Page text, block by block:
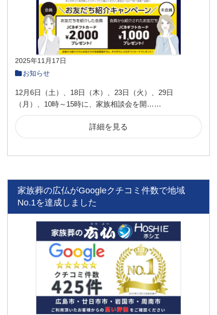
2025年11月17日
お知らせ
12月6日（土）、18日（木）、23日（火）、29日
（月）、10時～15時に、家族相談会を開……
詳細を見る
家族葬の広仏がGoogleクチコミ件数で地域
No.1を達成しました